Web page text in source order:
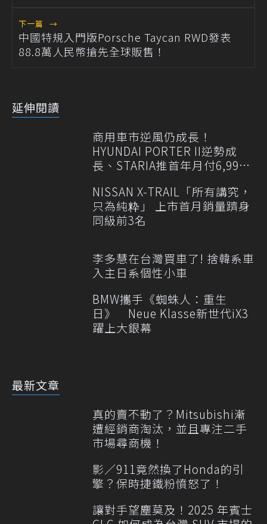
下一篇 →
中國特規入門版Porsche Taycan RWD發表
88.8萬人民幣搶先全球販售！
延伸閱讀
商用車市逆風仍成長！
HYUNDAI PORTER II逆勢成
長、STARIA推首年月付6,999
NISSAN X-TRAIL「所有講究，
只為純粋」 上市首月銷量躋身
同級前3名
李多慧在台灣買車了! 捨韓系車
入主日系個性小車
BMW攜手《蜘蛛人：重生
日》 Neue Klasse新世代iX3
躍上大銀幕
最新文章
真的賣不動了？Mitsubishi漸
遭經銷商淘汰，並且專注二手
市場尋商機！
影／911竟然換了Honda的引
擎？保時捷鐵粉憤怒了！
讓對手望塵莫及！2025 年賓士